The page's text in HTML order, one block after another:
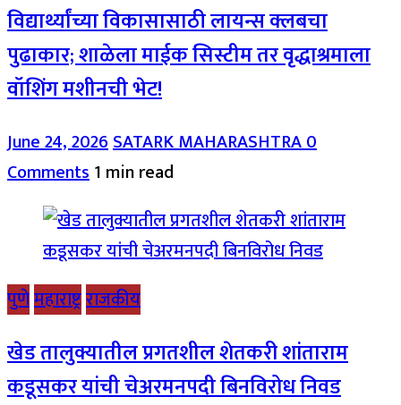
विद्यार्थ्यांच्या विकासासाठी लायन्स क्लबचा
पुढाकार; शाळेला माईक सिस्टीम तर वृद्धाश्रमाला
वॉशिंग मशीनची भेट!
June 24, 2026SATARK MAHARASHTRA0
Comments1 min read
पुणेमहाराष्ट्रराजकीय
खेड तालुक्यातील प्रगतशील शेतकरी शांताराम
कडूसकर यांची चेअरमनपदी बिनविरोध निवड